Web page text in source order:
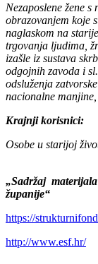
Nezaposlene žene
obrazovanjem koje
naglaskom na
trgovanja ljudima,
izašle iz sustava
odgojnih zavoda i
odsluženja
nacionalne manjine,
Krajnji korisnici:
Osobe u starijoj
„Sadržaj
županije“
https://
http://www.esf.hr/